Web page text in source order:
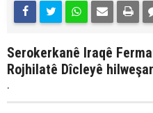
Serokerkanê Iraqê
Rojhilatê Dîcleyê
.